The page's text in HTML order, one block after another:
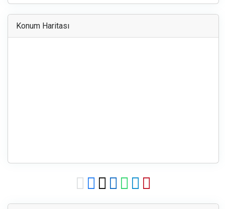
Konum Haritası